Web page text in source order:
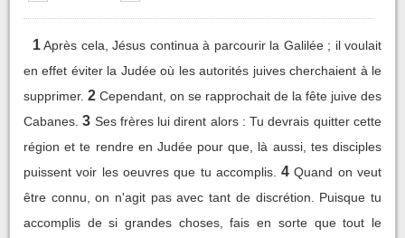
1 Après cela, Jésus continua à parcourir la Galilée ; il voulait
en effet éviter la Judée où les autorités juives cherchaient à le
supprimer. 2 Cependant, on se rapprochait de la fête juive des
Cabanes. 3 Ses frères lui dirent alors : Tu devrais quitter cette
région et te rendre en Judée pour que, là aussi, tes disciples
puissent voir les oeuvres que tu accomplis. 4 Quand on veut
être connu, on n'agit pas avec tant de discrétion. Puisque tu
accomplis de si grandes choses, fais en sorte que tout le